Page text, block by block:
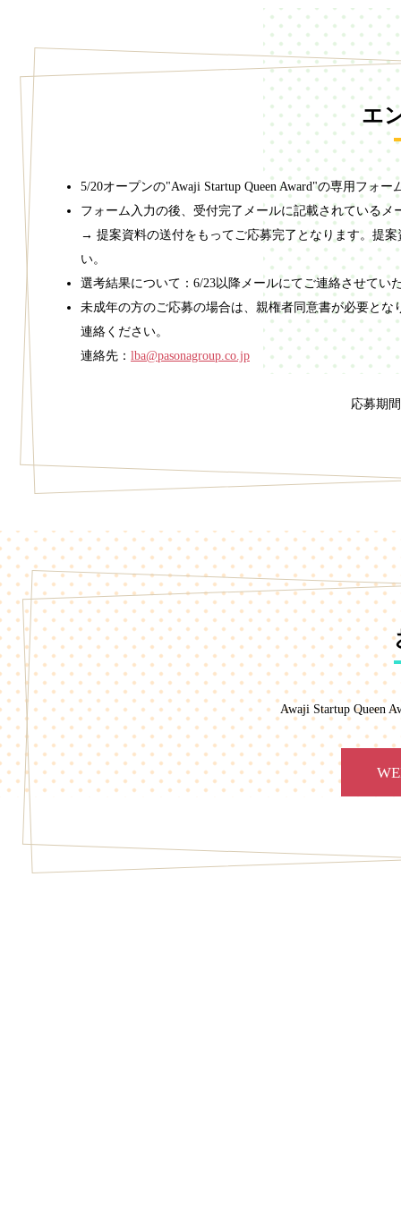
エ
5/20オープンの"Awaji Startup Queen Award"の専用フォ
フォーム入力の後、受付完了メールに記載されている
→ 提案資料の送付をもってご応募完了となります。提
い。
選考結果について：6/23以降メールにてご連絡させて
未成年の方のご応募の場合は、親権者同意書が必要と
連絡ください。
連絡先： lba@pasonagroup.co.jp
応募期
Awaji Startup Queen